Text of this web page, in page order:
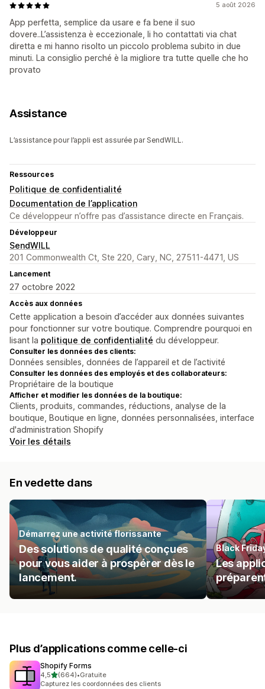
5 août 2026
App perfetta, semplice da usare e fa bene il suo
dovere..L’assistenza è eccezionale, li ho contattati via chat
diretta e mi hanno risolto un piccolo problema subito in due
minuti. La consiglio perché è la migliore tra tutte quelle che ho
provato
Assistance
L’assistance pour l’appli est assurée par SendWILL.
Ressources
Politique de confidentialité
Documentation de l’application
Ce développeur n’offre pas d’assistance directe en Français.
Développeur
SendWILL
201 Commonwealth Ct, Ste 220, Cary, NC, 27511-4471, US
Lancement
27 octobre 2022
Accès aux données
Cette application a besoin d’accéder aux données suivantes
pour fonctionner sur votre boutique. Comprendre pourquoi en
lisant la politique de confidentialité du développeur.
Consulter les données des clients:
Données sensibles, données de l’appareil et de l’activité
Consulter les données des employés et des collaborateurs:
Propriétaire de la boutique
Afficher et modifier les données de la boutique:
Clients, produits, commandes, réductions, analyse de la
boutique, Boutique en ligne, données personnalisées, interface
d'administration Shopify
Voir les détails
En vedette dans
Démarrez une activité florissante
Des solutions de qualité conçues
pour vous aider à prospérer dès le
lancement.
Black
Les
Plus d’applications comme celle-ci
Shopify Forms
4,5étoile(s) sur 5
(664)
664 avis au total
•Gratuite
Capturez les coordonnées des clients